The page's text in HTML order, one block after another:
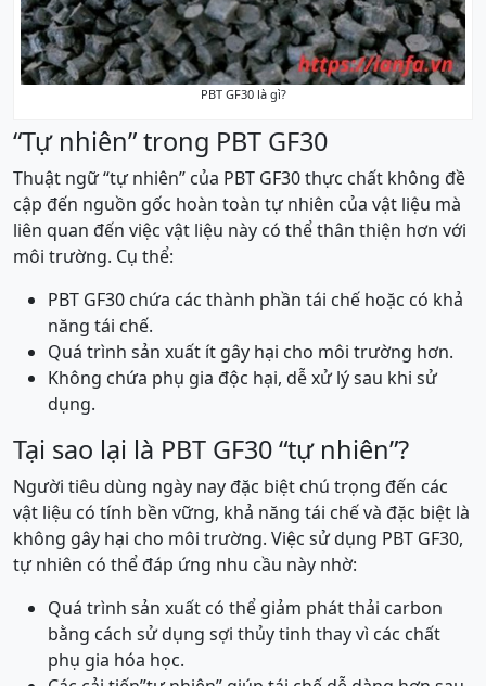
PBT GF30 là gì?
“Tự nhiên” trong PBT GF30
Thuật ngữ “tự nhiên” của PBT GF30 thực chất không đề
cập đến nguồn gốc hoàn toàn tự nhiên của vật liệu mà
liên quan đến việc vật liệu này có thể thân thiện hơn với
môi trường. Cụ thể:
PBT GF30 chứa các thành phần tái chế hoặc có khả
năng tái chế.
Quá trình sản xuất ít gây hại cho môi trường hơn.
Không chứa phụ gia độc hại, dễ xử lý sau khi sử
dụng.
Tại sao lại là PBT GF30 “tự nhiên”?
Người tiêu dùng ngày nay đặc biệt chú trọng đến các
vật liệu có tính bền vững, khả năng tái chế và đặc biệt là
không gây hại cho môi trường. Việc sử dụng PBT GF30,
tự nhiên có thể đáp ứng nhu cầu này nhờ:
Quá trình sản xuất có thể giảm phát thải carbon
bằng cách sử dụng sợi thủy tinh thay vì các chất
phụ gia hóa học.